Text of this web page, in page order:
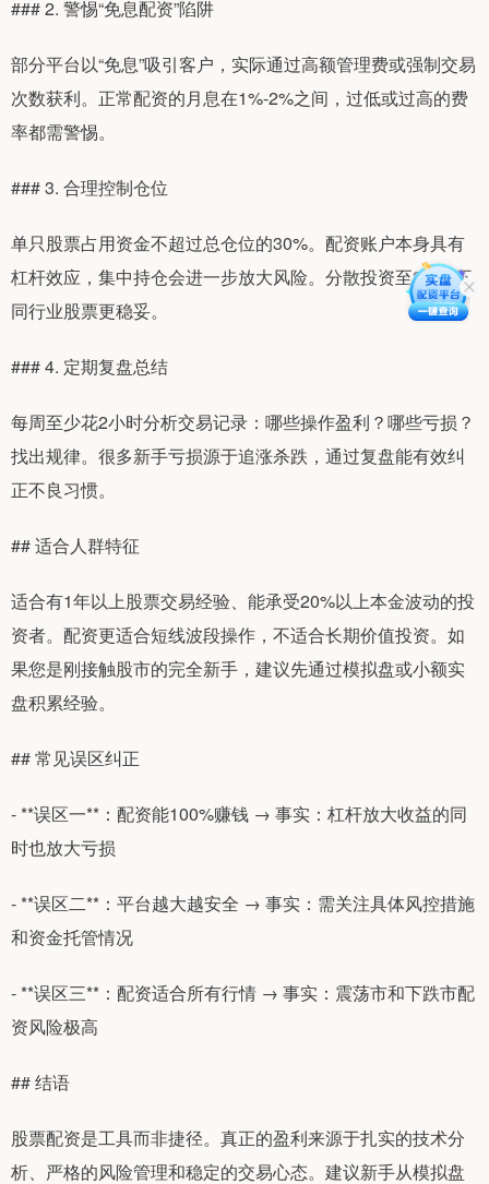
### 2. 警惕“免息配资”陷阱
部分平台以“免息”吸引客户，实际通过高额管理费或强制交易
次数获利。正常配资的月息在1%-2%之间，过低或过高的费
率都需警惕。
### 3. 合理控制仓位
单只股票占用资金不超过总仓位的30%。配资账户本身具有
杠杆效应，集中持仓会进一步放大风险。分散投资至3-5只不
同行业股票更稳妥。
### 4. 定期复盘总结
每周至少花2小时分析交易记录：哪些操作盈利？哪些亏损？
找出规律。很多新手亏损源于追涨杀跌，通过复盘能有效纠
正不良习惯。
## 适合人群特征
适合有1年以上股票交易经验、能承受20%以上本金波动的投
资者。配资更适合短线波段操作，不适合长期价值投资。如
果您是刚接触股市的完全新手，建议先通过模拟盘或小额实
盘积累经验。
## 常见误区纠正
- **误区一**：配资能100%赚钱 → 事实：杠杆放大收益的同
时也放大亏损
- **误区二**：平台越大越安全 → 事实：需关注具体风控措施
和资金托管情况
- **误区三**：配资适合所有行情 → 事实：震荡市和下跌市配
资风险极高
## 结语
股票配资是工具而非捷径。真正的盈利来源于扎实的技术分
析、严格的风险管理和稳定的交易心态。建议新手从模拟盘